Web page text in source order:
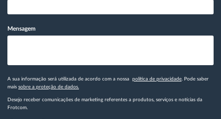
Mensagem
A sua informação será utilizada de acordo com a nossa política de privacidade. Pode saber
mais sobre a proteção de dados.
Desejo receber comunicações de marketing referentes a produtos, serviços e notícias da
Frotcom.